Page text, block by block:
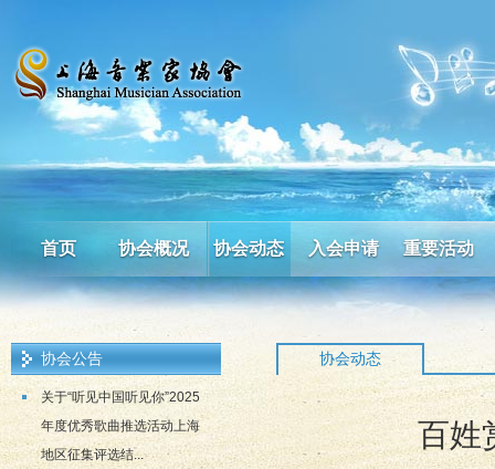
首页 协会概况 协会动态 入会申请 重要活动
协会公告
关于“听见中国听见你”2025
年度优秀歌曲推选活动上海
地区征集评选结...
协会动态
百姓